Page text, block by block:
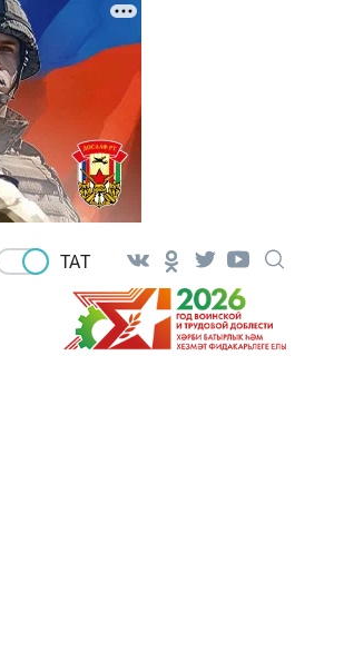
ТАТ